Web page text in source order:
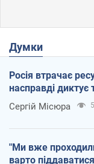
Думки
Росія втрачає
насправді диктує
Сергій Місюра
"Ми вже
варто